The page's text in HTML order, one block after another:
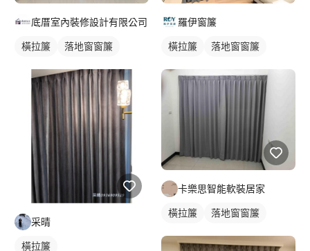
底厝室內裝修設計有限公司
橫拉簾 落地窗窗簾
采晴
橫拉簾
羅伊窗簾
橫拉簾 落地窗窗簾
卡樂思智能軟裝居家
橫拉簾 落地窗窗簾